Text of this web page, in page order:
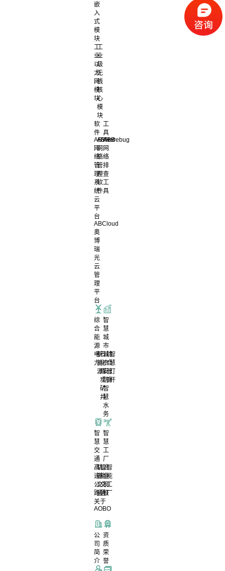
嵌
入
式
模
块
工
业
以
太
网
模
块
工
业
级
无
线
核
心
模
块
软
件
ABView
网
络
管
理
系
统
ABNet
网
络
管
理
软
件
工
具
ABDebug
网
络
排
查
工
具
云
平
台
ABCloud
奥
博
瑞
光
云
管
理
平
台
综
合
能
源
电
力
新
能
源
石
化
煤
炭
矿
井
智
慧
城
市
城
市
安
防
综
合
管
廊
智
慧
灯
杆
智
慧
水
务
智
慧
交
通
高
速
公
路
轨
道
交
通
智
能
交
通
智
慧
工
厂
冶
金
钢
铁
智
能
工
厂
关于
AOBO
公
司
简
介
资
质
荣
誉